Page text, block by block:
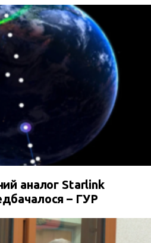
аналог Starlink
– ГУР